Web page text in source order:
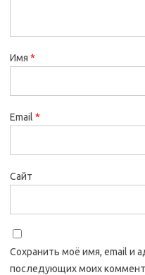
Имя *
Email *
Сайт
Сохранить моё имя, email и
последующих моих